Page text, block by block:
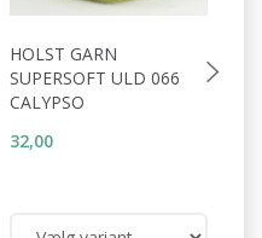
HOLST GARN
SUPERSOFT ULD 066
CALYPSO
32,00